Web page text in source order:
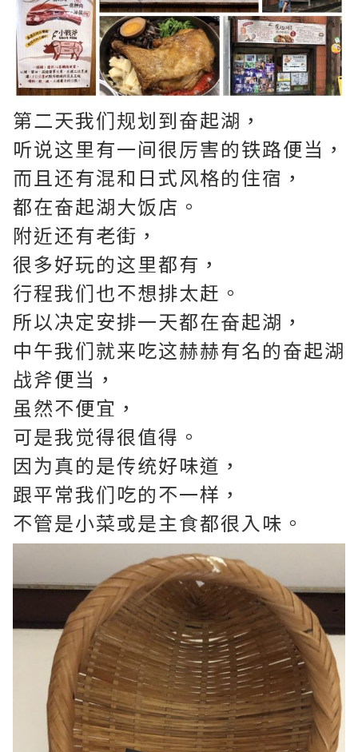
第二天我们规划到奋起湖，
听说这里有一间很厉害的铁路便当，
而且还有混和日式风格的住宿，
都在奋起湖大饭店。
附近还有老街，
很多好玩的这里都有，
行程我们也不想排太赶。
所以决定安排一天都在奋起湖，
中午我们就来吃这赫赫有名的奋起湖
战斧便当，
虽然不便宜，
可是我觉得很值得。
因为真的是传统好味道，
跟平常我们吃的不一样，
不管是小菜或是主食都很入味。